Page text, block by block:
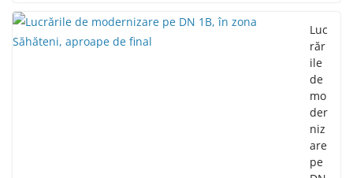
Luc
răr
ile
de
mo
der
niz
are
pe